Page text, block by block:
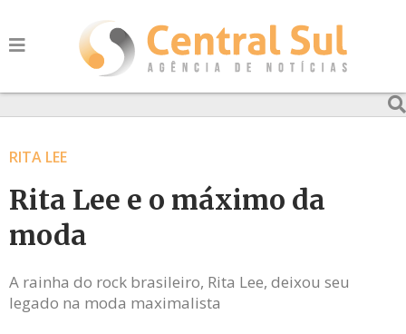
RITA LEE
Rita Lee e o máximo da
moda
A rainha do rock brasileiro, Rita Lee, deixou seu
legado na moda maximalista